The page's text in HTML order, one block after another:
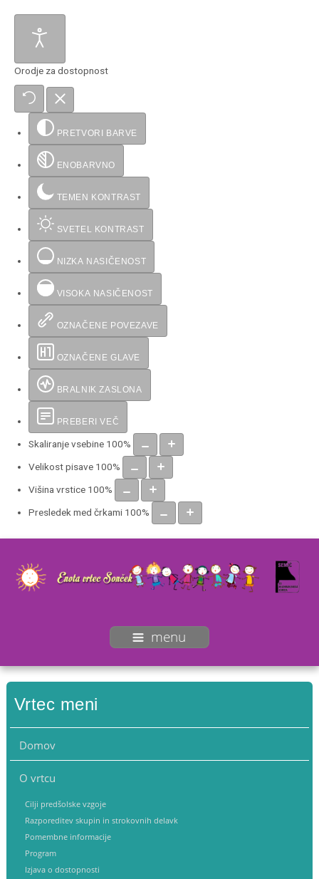
Orodje za dostopnost
PRETVORI BARVE
ENOBARVNO
TEMEN KONTRAST
SVETEL KONTRAST
NIZKA NASIČENOST
VISOKA NASIČENOST
OZNAČENE POVEZAVE
OZNAČENE GLAVE
BRALNIK ZASLONA
PREBERI VEČ
Skaliranje vsebine 100%
Velikost pisave 100%
Višina vrstice 100%
Presledek med črkami 100%
menu
Vrtec meni
Domov
O vrtcu
Cilji predšolske vzgoje
Razporeditev skupin in strokovnih delavk
Pomembne informacije
Program
Izjava o dostopnosti